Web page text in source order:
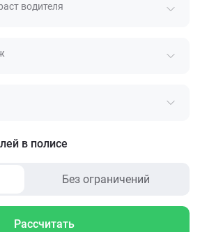
водителя
в полисе
Без ограничений
Рассчитать